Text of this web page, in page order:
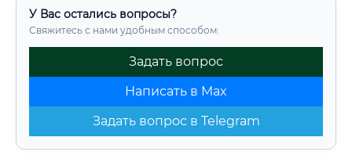
У Вас остались вопросы?
Свяжитесь с нами удобным способом:
Задать вопрос
Написать в Max
Задать вопрос в Telegram